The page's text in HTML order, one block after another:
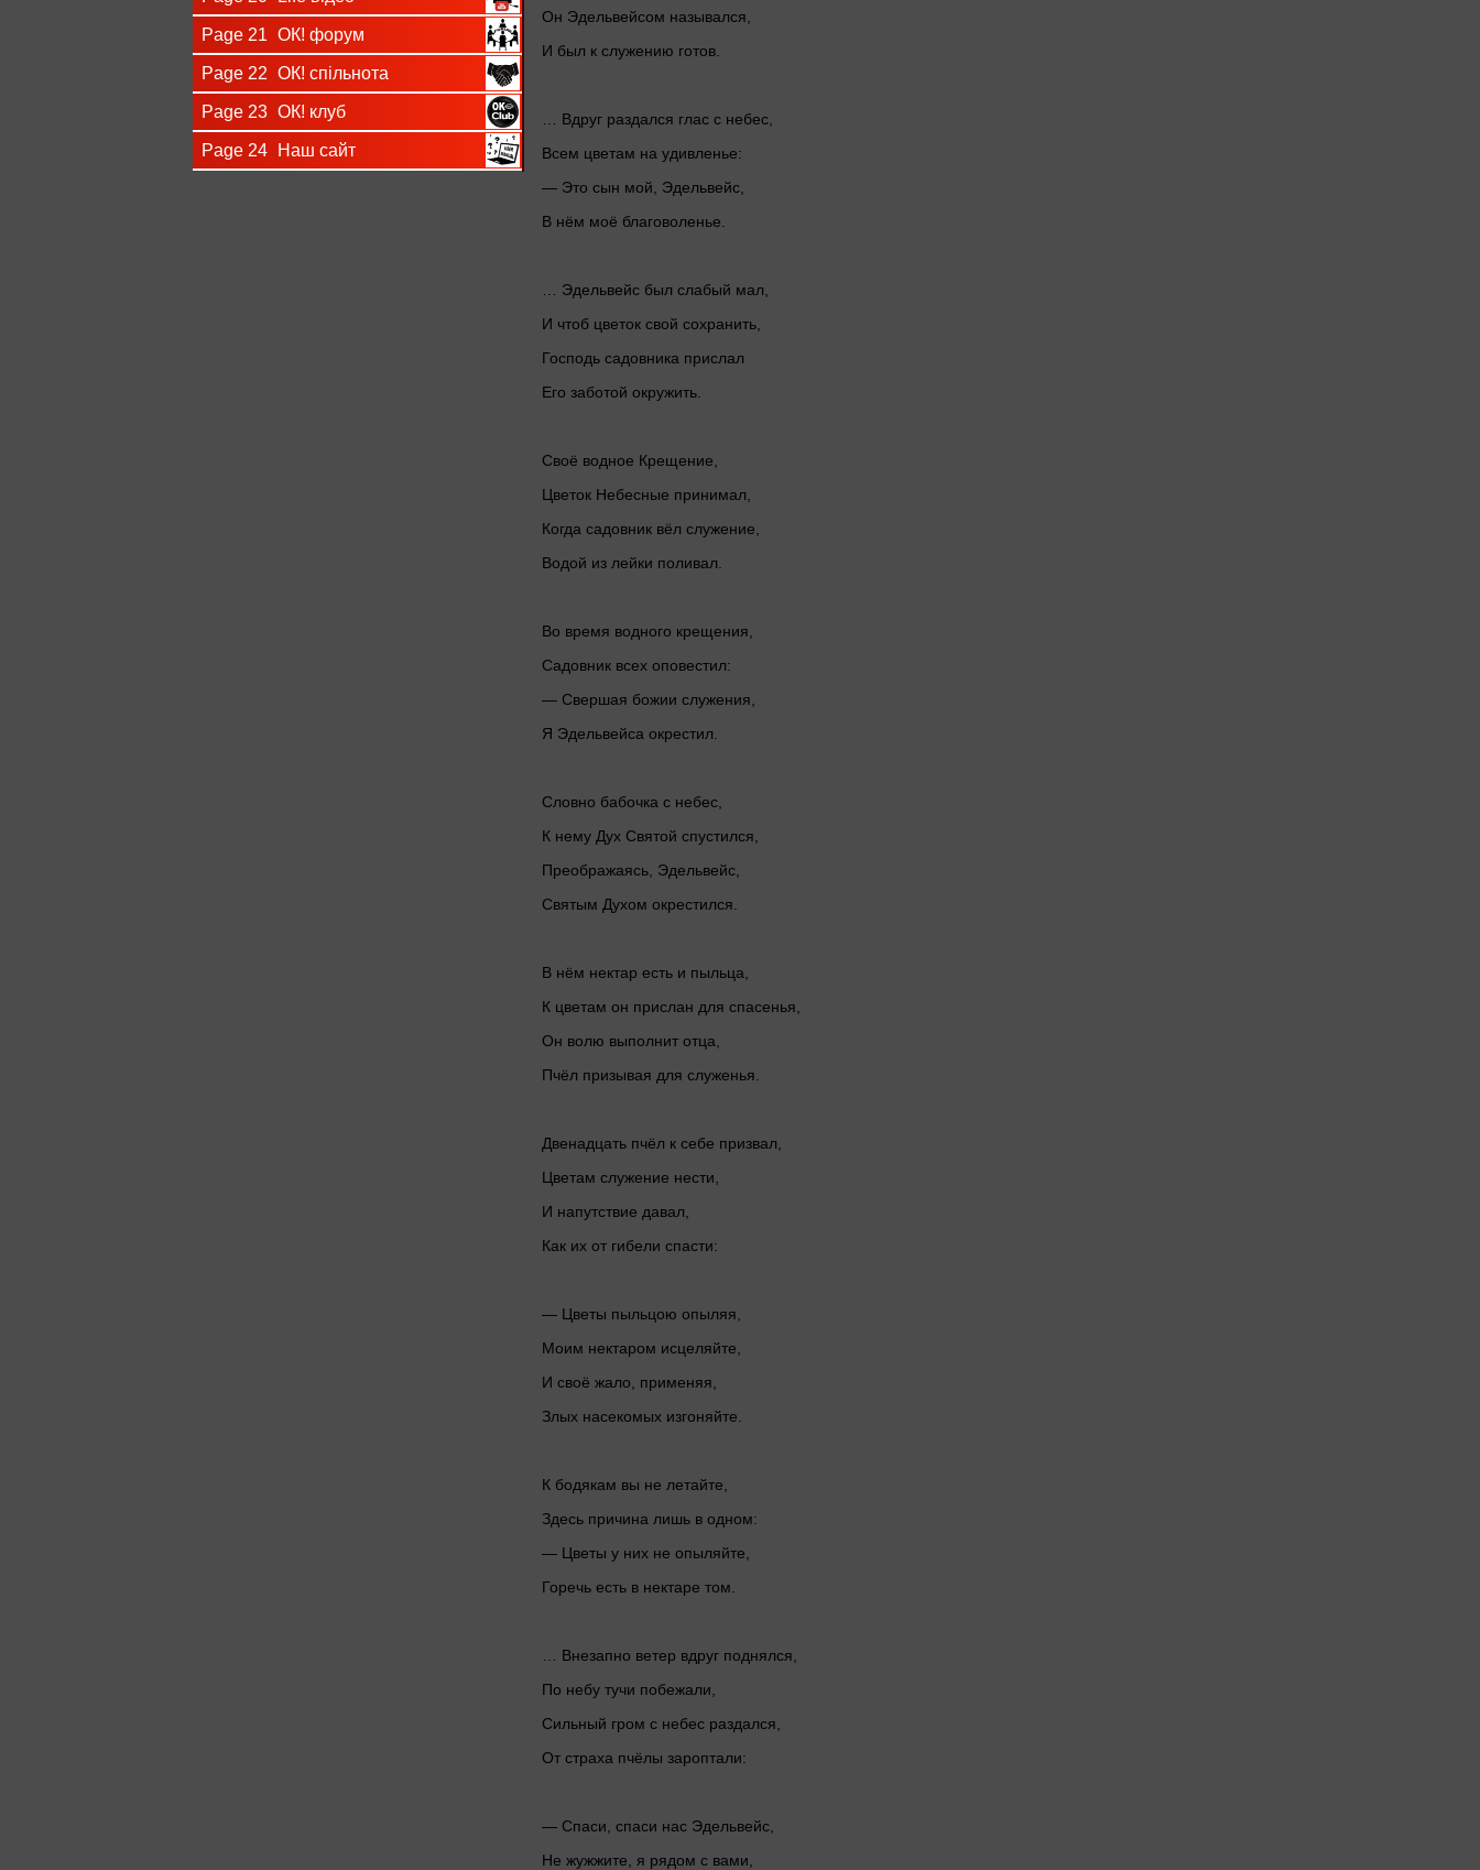
Page 21 ОК! форум
Page 22 ОК! спільнота
Page 23 ОК! клуб
Page 24 Наш сайт
Он Эдельвейсом назывался,
И был к служению готов.
… Вдруг раздался глас с небес,
Всем цветам на удивленье:
— Это сын мой, Эдельвейс,
В нём моё благоволенье.
… Эдельвейс был слабый мал,
И чтоб цветок свой сохранить,
Господь садовника прислал
Его заботой окружить.
Своё водное Крещение,
Цветок Небесные принимал,
Когда садовник вёл служение,
Водой из лейки поливал.
Во время водного крещения,
Садовник всех оповестил:
— Свершая божии служения,
Я Эдельвейса окрестил.
Словно бабочка с небес,
К нему Дух Святой спустился,
Преображаясь, Эдельвейс,
Святым Духом окрестился.
В нём нектар есть и пыльца,
К цветам он прислан для спасенья,
Он волю выполнит отца,
Пчёл призывая для служенья.
Двенадцать пчёл к себе призвал,
Цветам служение нести,
И напутствие давал,
Как их от гибели спасти:
— Цветы пыльцою опыляя,
Моим нектаром исцеляйте,
И своё жало, применяя,
Злых насекомых изгоняйте.
К бодякам вы не летайте,
Здесь причина лишь в одном:
— Цветы у них не опыляйте,
Горечь есть в нектаре том.
… Внезапно ветер вдруг поднялся,
По небу тучи побежали,
Сильный гром с небес раздался,
От страха пчёлы зароптали:
— Спаси, спаси нас Эдельвейс,
Не жужжите, я рядом с вами,